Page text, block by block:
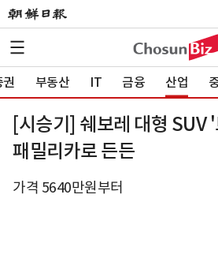
부동산 IT 금융 산업
[시승기] 쉐보레 대형
패밀리카로 든든
가격 5640만원부터